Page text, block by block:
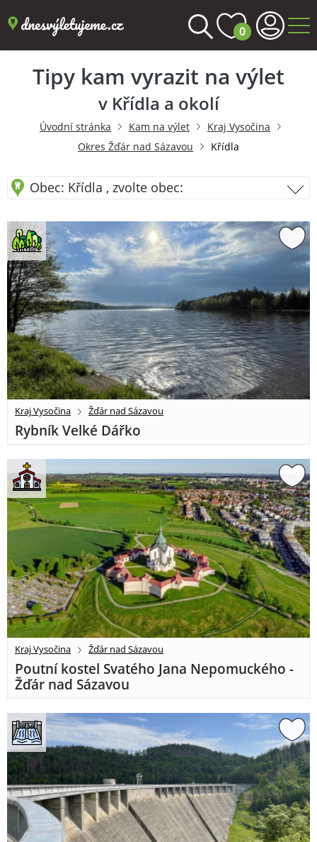
0
Tipy kam vyrazit na výlet
v Křídla a okolí
Úvodní stránka Kam na výlet
Kraj Vysočina
Okres Žďár nad Sázavou
Křídla
Obec: Křídla , zvolte obec:
Kraj Vysočina Žďár nad Sázavou
Rybník Velké Dářko
Kraj Vysočina Žďár nad Sázavou
Poutní kostel Svatého Jana Nepomuckého -
Žďár nad Sázavou